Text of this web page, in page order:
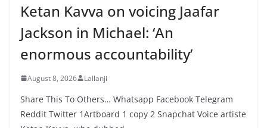
Ketan Kavva on voicing Jaafar
Jackson in Michael: ‘An
enormous accountability’
August 8, 2026 Lallanji
Share This To Others… Whatsapp Facebook Telegram
Reddit Twitter 1Artboard 1 copy 2 Snapchat Voice artiste